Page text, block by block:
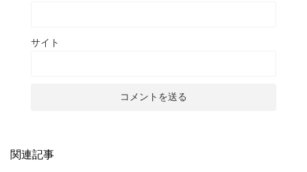
サイト
関連記事